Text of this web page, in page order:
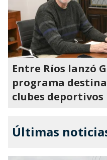
Entre Ríos lanzó
programa
clubes deportivos
Últimas